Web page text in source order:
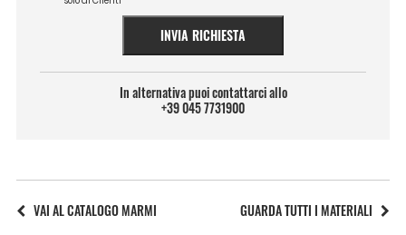
INVIA RICHIESTA
In alternativa puoi contattarci allo
+39 045 7731900
VAI AL CATALOGO MARMI GUARDA TUTTI I MATERIALI